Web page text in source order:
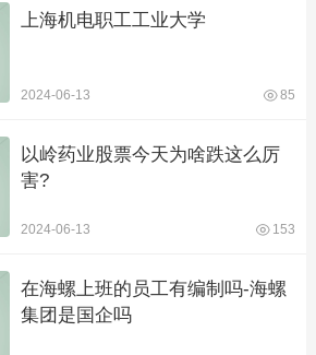
上海机电职工工业大学
2024-06-13 85
以岭药业股票今天为啥跌这么厉
害?
2024-06-13 153
在海螺上班的员工有编制吗-海螺
集团是国企吗